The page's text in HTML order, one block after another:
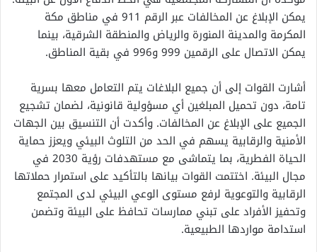
يمكن الإبلاغ عن المخالفات عبر الرقم 911 في مناطق مكة
المكرمة والمدينة المنورة والرياض والمنطقة الشرقية، بينما
يمكن الاتصال على الرقمين 999 و996 في بقية المناطق.
أشارت القوات إلى أن جميع البلاغات يتم التعامل معها بسرية
تامة، دون تحميل المبلغين أي مسؤولية قانونية، لضمان تشجيع
الجميع على الإبلاغ عن المخالفات. وأكدت أن التنسيق بين الجهات
الأمنية والرقابية يسهم في الحد من التلوث البيئي ويعزز حماية
الحياة الفطرية، بما يتماشى مع مستهدفات رؤية 2030 في
مجال البيئة. اختتمت القوات بيانها بالتأكيد على استمرار حملاتها
الرقابية والتوعوية لرفع مستوى الوعي البيئي لدى المجتمع
وتحفيز الأفراد على تبني ممارسات تحافظ على البيئة وتضمن
استدامة مواردها الطبيعية.